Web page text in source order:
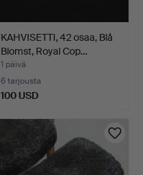
KAHVISETTI, 42 osaa, Blå
Blomst, Royal Cop…
1 päivä
6 tarjousta
100 USD